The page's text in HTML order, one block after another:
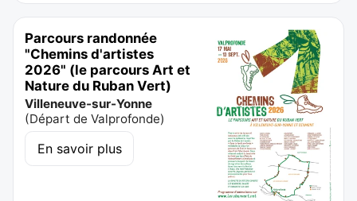
Parcours randonnée
"Chemins d'artistes
2026" (le parcours Art et
Nature du Ruban Vert)
Villeneuve-sur-Yonne
(Départ de Valprofonde)
En savoir plus